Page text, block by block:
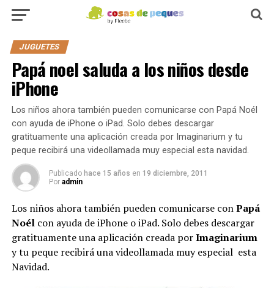
JUGUETES
Papá noel saluda a los niños desde
iPhone
Los niños ahora también pueden comunicarse con Papá Noél
con ayuda de iPhone o iPad. Solo debes descargar
gratituamente una aplicación creada por Imaginarium y tu
peque recibirá una videollamada muy especial esta navidad.
Publicado hace 15 años en 19 diciembre, 2011
Por admin
Los niños ahora también pueden comunicarse conPapá
Noélcon ayuda de iPhone o iPad. Solo debes descargar
gratituamente una aplicación creada porImaginarium
y tu peque recibirá una videollamada muy especial esta
Navidad.